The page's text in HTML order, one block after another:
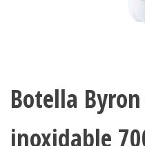
Botella
inoxidable